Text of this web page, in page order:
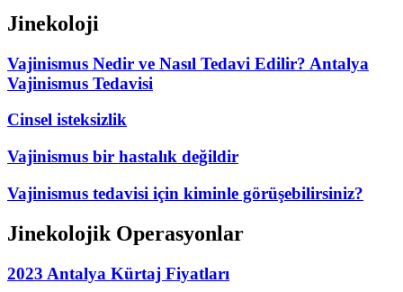
Jinekoloji
Vajinismus Nedir ve Nasıl Tedavi Edilir? Antalya
Vajinismus Tedavisi
Cinsel isteksizlik
Vajinismus bir hastalık değildir
Vajinismus tedavisi için kiminle görüşebilirsiniz?
Jinekolojik Operasyonlar
2023 Antalya Kürtaj Fiyatları